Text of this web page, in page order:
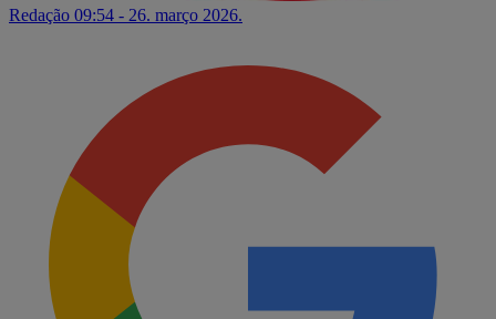
Redação 09:54 - 26. março 2026.